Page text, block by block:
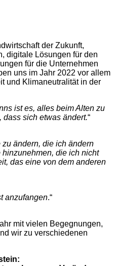
der Zukunft,
digitale Lösungen für den
für die Unternehmen
uns im Jahr 2022 vor allem
und Klimaneutralität in der
ist es, alles beim Alten zu
dass sich etwas ändert.“
ändern, die ich ändern
die ich nicht
das eine von dem anderen
anzufangen.“
mit vielen Begegnungen,
wir zu verschiedenen